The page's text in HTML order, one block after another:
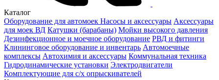
Каталог
Оборудование для автомоек Насосы и аксессуары Аксессуары
для моек ВД Катушки (барабаны) Мойки высокого давления
Дезинфекционное и моечное оборудование РВД и фитинги
Клининговое оборудование и инвентарь Автомоечные
комплексы Автохимия и аксессуары Коммунальная техника
Гидродинамические установки Электродвигатели
Комплектующие для с/х опрыскивателей